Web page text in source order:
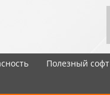
Полезный софт